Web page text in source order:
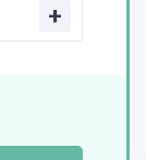
+